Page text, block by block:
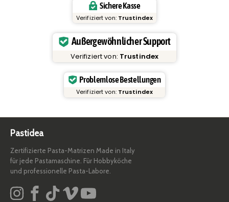
Sichere Kasse
Verifiziert von: Trustindex
Außergewöhnlicher Support
Verifiziert von: Trustindex
Problemlose Bestellungen
Verifiziert von: Trustindex
Pastidea
Zertifizierte Pasta-Matrizen Made in Italy
für jede Pastamaschine. Für Hobbyköche
und professionelle Pasta-Labore.